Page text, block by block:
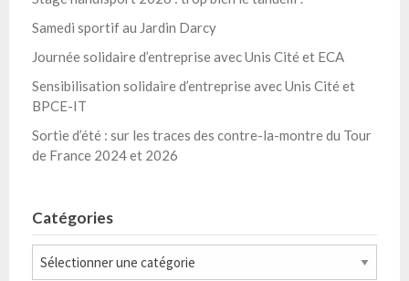
Samedi sportif au Jardin Darcy
Journée solidaire d’entreprise avec Unis Cité et ECA
Sensibilisation solidaire d’entreprise avec Unis Cité et
BPCE-IT
Sortie d’été : sur les traces des contre-la-montre du Tour
de France 2024 et 2026
Catégories
Catégories